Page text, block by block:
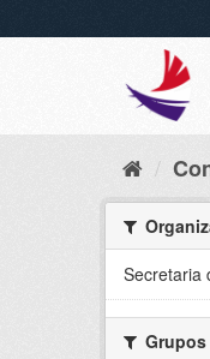
Secretaria
Grupos